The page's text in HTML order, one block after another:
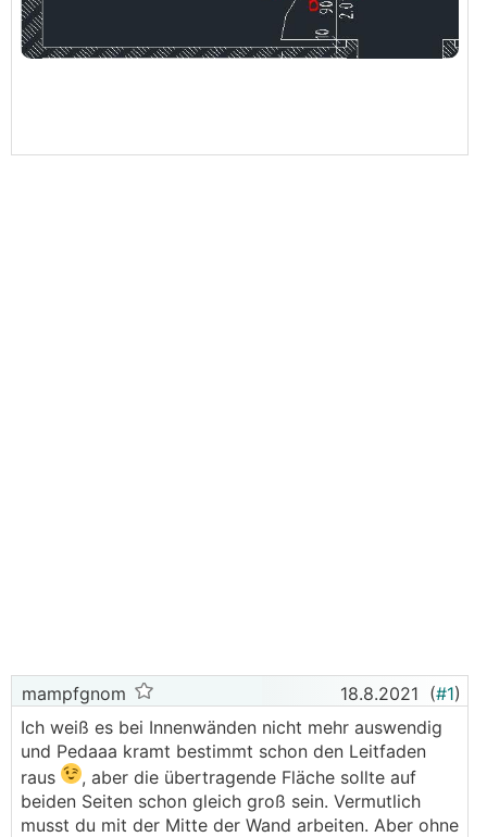
mampfgnom 18.8.2021 (#1)
Ich weiß es bei Innenwänden nicht mehr auswendig
und Pedaaa kramt bestimmt schon den Leitfaden
raus
, aber die übertragende Fläche sollte auf
beiden Seiten schon gleich groß sein. Vermutlich
musst du mit der Mitte der Wand arbeiten. Aber ohne